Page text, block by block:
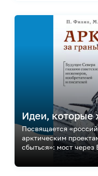
неё.
Идеи, которые
Посвящается
арктическим
сбыться»: мост через
искусственное
ветроэлектрические